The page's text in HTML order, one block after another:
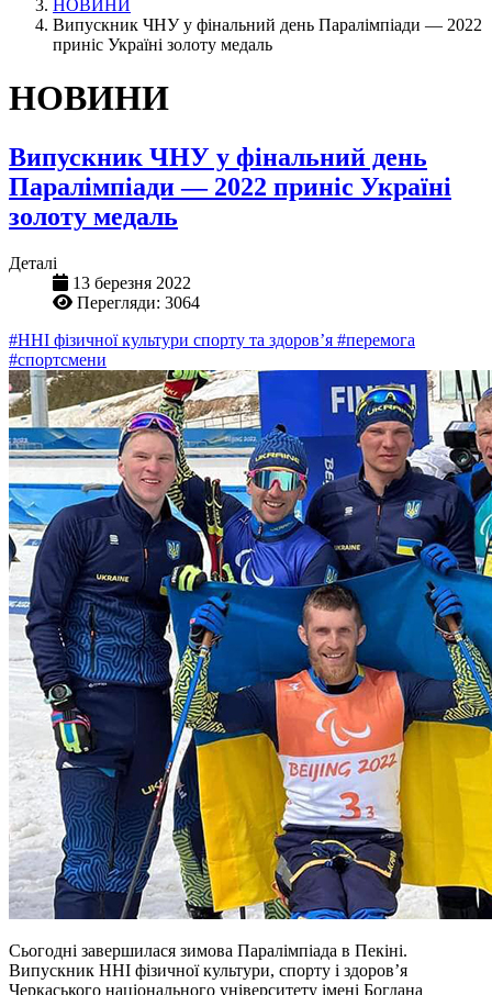
НОВИНИ
Випускник ЧНУ у фінальний день Паралімпіади — 2022
приніс Україні золоту медаль
НОВИНИ
Випускник ЧНУ у фінальний день
Паралімпіади — 2022 приніс Україні
золоту медаль
Деталі
13 березня 2022
Перегляди: 3064
#ННІ фізичної культури спорту та здоров’я #перемога
#спортсмени
Сьогодні завершилася зимова Паралімпіада в Пекіні.
Випускник ННІ фізичної культури, спорту і здоров’я
Черкаського національного університету імені Богдана